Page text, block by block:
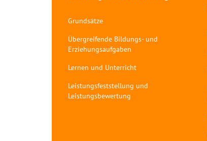
Grundsätze
Übergreifende Bildungs- und
Erziehungsaufgaben
Lernen und Unterricht
Leistungsfeststellung und
Leistungsbewertung